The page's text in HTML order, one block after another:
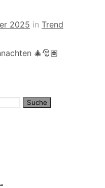
2025 in Trend
🎄🎅🏽